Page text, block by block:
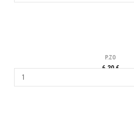
P.ZO
6,30 €